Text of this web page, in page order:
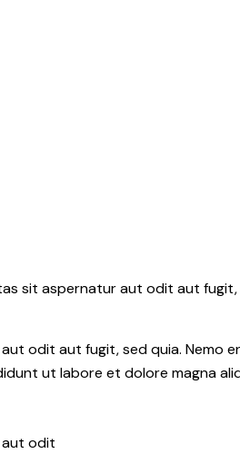
sit aspernatur aut odit aut
odit aut fugit, sed quia.
ut labore et dolore magna
aut odit